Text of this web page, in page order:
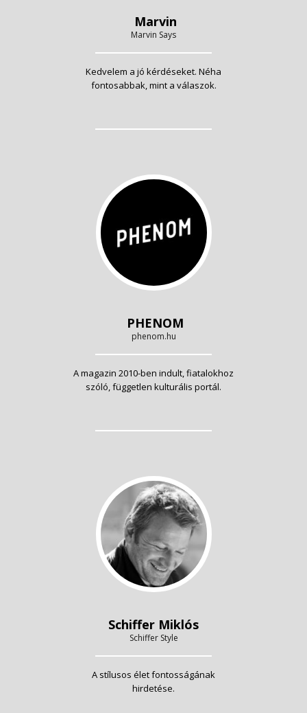
Marvin
Marvin Says
Kedvelem a jó kérdéseket. Néha
fontosabbak, mint a válaszok.
PHENOM
phenom.hu
A magazin 2010-ben indult, fiatalokhoz
szóló, független kulturális portál.
Schiffer Miklós
Schiffer Style
A stílusos élet fontosságának
hirdetése.